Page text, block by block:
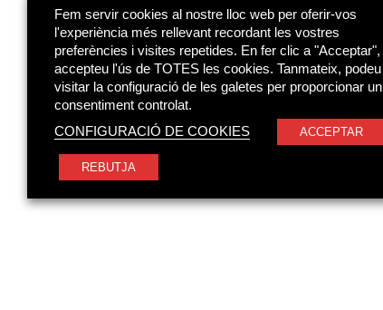
Fem servir cookies al nostre lloc web per oferir-vos
l'experiència més rellevant recordant les vostres
preferències i visites repetides. En fer clic a "Acceptar",
accepteu l'ús de TOTES les cookies. Tanmateix, podeu
visitar la configuració de les galetes per proporcionar un
consentiment controlat.
CONFIGURACIÓ DE COOKIES
ACCEPTAR
REBUTJA